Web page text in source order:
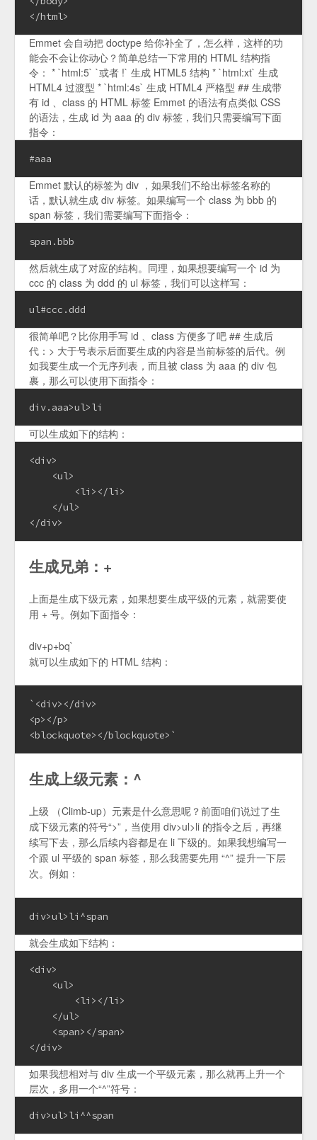
</html>
Emmet 会自动把 doctype 给你补全了，怎么样，这样的功
能会不会让你动心？简单总结一下常用的 HTML 结构指
令： * `html:5` `或者 !` 生成 HTML5 结构 * `html:xt` 生成
HTML4 过渡型 * `html:4s` 生成 HTML4 严格型 ## 生成带
有 id 、class 的 HTML 标签 Emmet 的语法有点类似 CSS
的语法，生成 id 为 aaa 的 div 标签，我们只需要编写下面
指令：
#aaa
Emmet 默认的标签为 div ，如果我们不给出标签名称的
话，默认就生成 div 标签。如果编写一个 class 为 bbb 的
span 标签，我们需要编写下面指令：
span.bbb
然后就生成了对应的结构。同理，如果想要编写一个 id 为
ccc 的 class 为 ddd 的 ul 标签，我们可以这样写：
ul#ccc.ddd
很简单吧？比你用手写 id 、class 方便多了吧 ## 生成后
代：> 大于号表示后面要生成的内容是当前标签的后代。例
如我要生成一个无序列表，而且被 class 为 aaa 的 div 包
裹，那么可以使用下面指令：
div.aaa>ul>li
可以生成如下的结构：
<div>
    <ul>
        <li></li>
    </ul>
</div>
生成兄弟：+
上面是生成下级元素，如果想要生成平级的元素，就需要使
用 + 号。例如下面指令：
div+p+bq`
就可以生成如下的 HTML 结构：
`<div></div>
<p></p>
<blockquote></blockquote>`
生成上级元素：^
上级 （Climb-up）元素是什么意思呢？前面咱们说过了生
成下级元素的符号“>”，当使用 div>ul>li 的指令之后，再继
续写下去，那么后续内容都是在 li 下级的。如果我想编写一
个跟 ul 平级的 span 标签，那么我需要先用 “^” 提升一下层
次。例如：
div>ul>li^span
就会生成如下结构：
<div>
    <ul>
        <li></li>
    </ul>
    <span></span>
</div>
如果我想相对与 div 生成一个平级元素，那么就再上升一个
层次，多用一个“^”符号：
div>ul>li^^span